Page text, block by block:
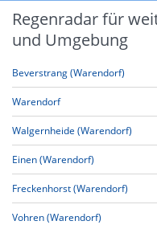
Regenradar für
und Umgebung
Beverstrang (Warendorf)
Warendorf
Walgernheide (Warendorf)
Einen (Warendorf)
Freckenhorst (Warendorf)
Vohren (Warendorf)